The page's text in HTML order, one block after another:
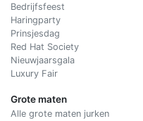
Bedrijfsfeest
Haringparty
Prinsjesdag
Red Hat Society
Nieuwjaarsgala
Luxury Fair
Grote maten
Alle grote maten jurken